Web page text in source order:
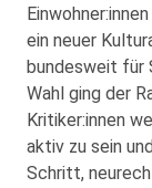
ein neuer
bundesweit für
Wahl ging der
Kritiker:innen
aktiv zu sein
Schritt,